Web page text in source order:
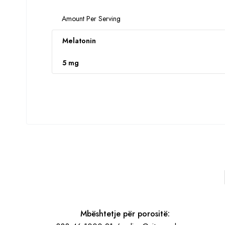
Amount Per Serving
Melatonin
5 mg
Mbështetje për porositë: